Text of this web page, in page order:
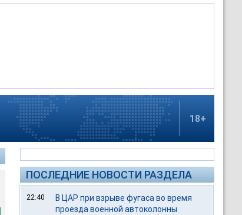
18+
ПОСЛЕДНИЕ НОВОСТИ РАЗДЕЛА
22:40
В ЦАР при взрыве фугаса во время
проезда военной автоколонны